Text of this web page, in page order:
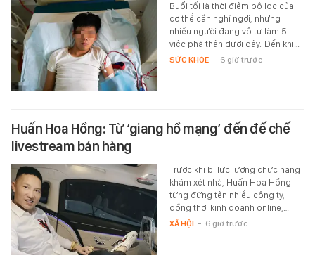
Buổi tối là thời điểm bộ lọc của
cơ thể cần nghỉ ngơi, nhưng
nhiều người đang vô tư làm 5
việc phá thận dưới đây. Đến khi…
SỨC KHỎE - 6 giờ trước
Huấn Hoa Hồng: Từ ‘giang hồ mạng’ đến đế chế
livestream bán hàng
Trước khi bị lực lượng chức năng
khám xét nhà, Huấn Hoa Hồng
từng đứng tên nhiều công ty,
đồng thời kinh doanh online,…
XÃ HỘI - 6 giờ trước